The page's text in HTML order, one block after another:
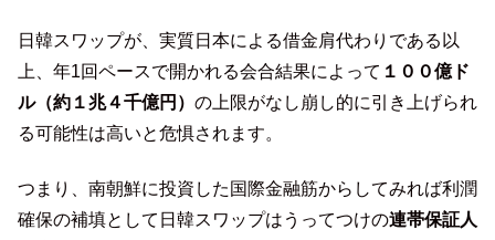
日韓スワップが、実質日本による借金肩代わりである以
上、年1回ペースで開かれる会合結果によって １００億ド
ル（約１兆４千億円） の上限がなし崩し的に引き上げられ
る可能性は高いと危惧されます。
つまり、南朝鮮に投資した国際金融筋からしてみれば利潤
確保の補填として日韓スワップはうってつけの連帯保証人